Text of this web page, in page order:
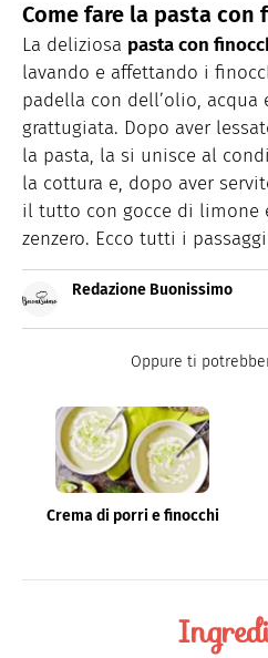
Come fare la pasta con
La deliziosa pasta con
lavando e affettando i
padella con dell’olio, acqua
grattugiata. Dopo aver
la pasta, la si unisce al
la cottura e, dopo aver
il tutto con gocce di limone
zenzero. Ecco tutti i
Redazione Buonissimo
quale trovi idee veloci,
Oppure ti
Crema di porri e finocchi